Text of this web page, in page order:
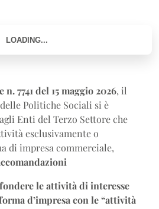
7741 del 15 maggio 2026, il
Politiche Sociali si è
Enti del Terzo Settore che
esclusivamente o
di impresa commerciale,
le attività di interesse
d’impresa con le “attività